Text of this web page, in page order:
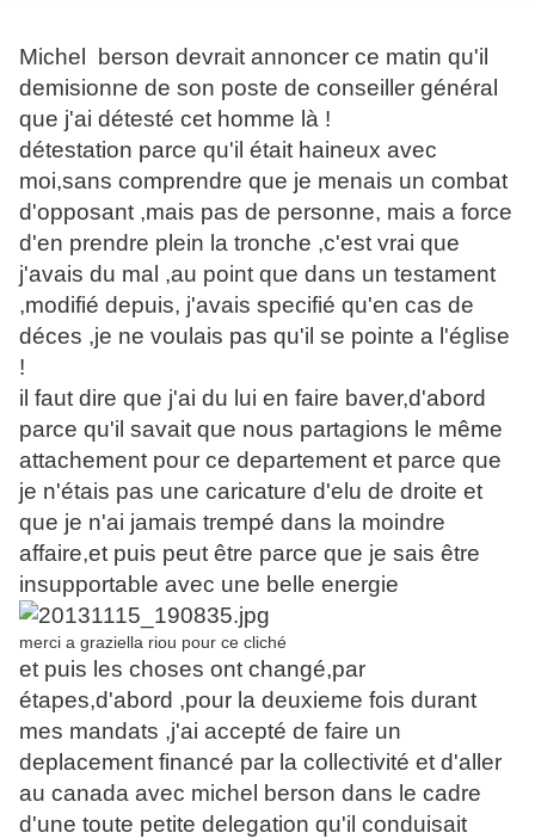
Michel berson devrait annoncer ce matin qu'il
demisionne de son poste de conseiller général
que j'ai détesté cet homme là !
détestation parce qu'il était haineux avec
moi,sans comprendre que je menais un combat
d'opposant ,mais pas de personne, mais a force
d'en prendre plein la tronche ,c'est vrai que
j'avais du mal ,au point que dans un testament
,modifié depuis, j'avais specifié qu'en cas de
déces ,je ne voulais pas qu'il se pointe a l'église
!
il faut dire que j'ai du lui en faire baver,d'abord
parce qu'il savait que nous partagions le même
attachement pour ce departement et parce que
je n'étais pas une caricature d'elu de droite et
que je n'ai jamais trempé dans la moindre
affaire,et puis peut être parce que je sais être
insupportable avec une belle energie
merci a graziella riou pour ce cliché
et puis les choses ont changé,par
étapes,d'abord ,pour la deuxieme fois durant
mes mandats ,j'ai accepté de faire un
deplacement financé par la collectivité et d'aller
au canada avec michel berson dans le cadre
d'une toute petite delegation qu'il conduisait